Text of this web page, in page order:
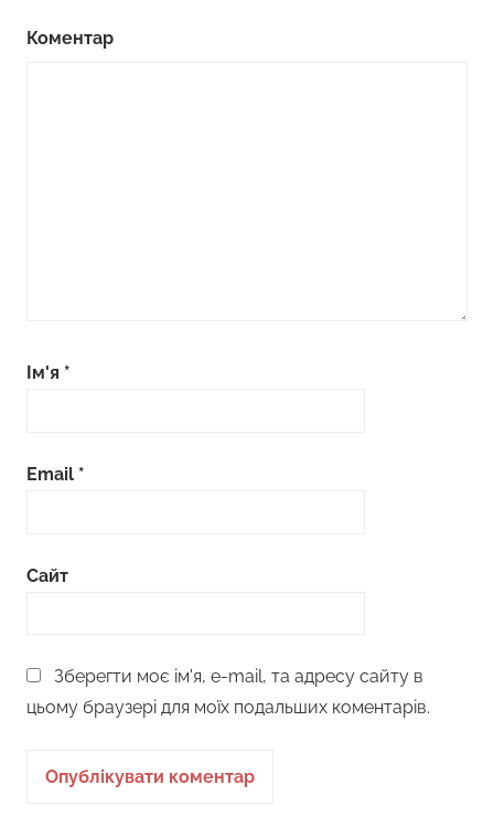
Коментар
Ім'я *
Email *
Сайт
Зберегти моє ім'я, e-mail, та адресу сайту в
цьому браузері для моїх подальших коментарів.